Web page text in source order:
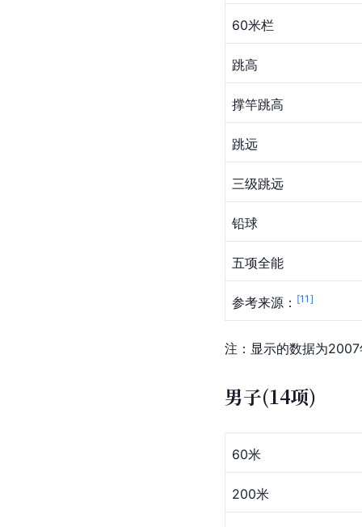
60米栏
跳高
撑竿跳高
跳远
三级跳远
铅球
五项全能
参考来源： [11 ]
注：显示的数据为
男子(14项)
60米
200米